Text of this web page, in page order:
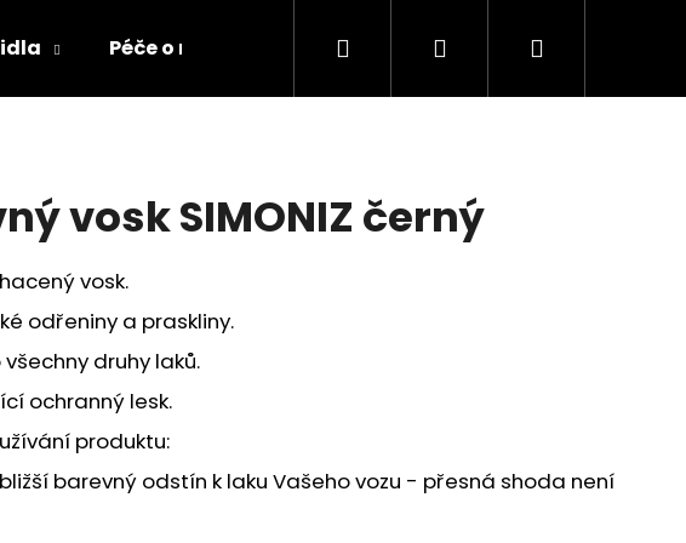
Péče o motor Obchodní podmínky
Hledat PřihlášeníNákupní
vosk SIMONIZ černý
vosk.
odřeniny a praskliny.
druhy laků.
ochranný lesk.
produktu:
barevný odstín k laku Vašeho vozu - přesná shoda není
Následující